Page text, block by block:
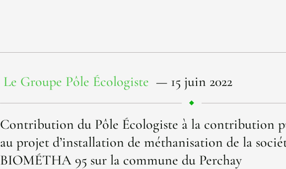
Le Groupe Pôle Écologiste — 15 juin 2022
Contribution du Pôle Écologiste à la contribution
au projet d’installation de méthanisation de la
BIOMÉTHA 95 sur la commune du Perchay